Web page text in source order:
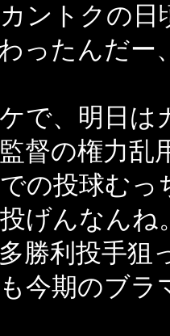
ントクの日
ったんだー
で、明日
督の権力乱
の投球むっ
げんなんね
勝利投手狙
今期のブ